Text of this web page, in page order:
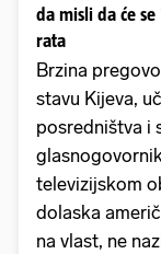
da misli da će
rata
Brzina
stavu Kijeva,
posredništva i
televizijskom
dolaska
na vlast, ne